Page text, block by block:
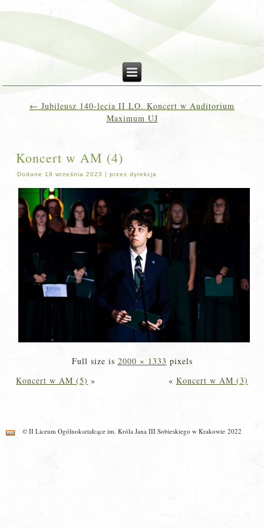
← Jubileusz 140-lecia II LO. Koncert w Auditorium
Maximum UJ
Koncert w AM (4)
Dodane 19 września 2023 |przez dyrekcja
Full size is 2000 × 1333 pixels
Koncert w AM (5) » « Koncert w AM (3)
© II Liceum Ogólnokształcące im. Króla Jana III Sobieskiego w Krakowie 2022